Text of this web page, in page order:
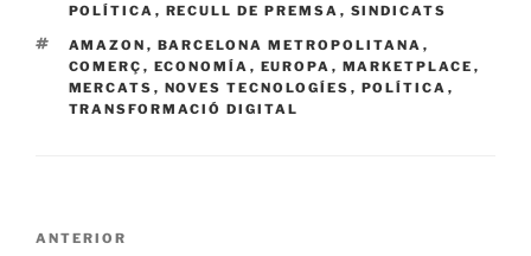
POLÍTICA , RECULL DE PREMSA , SINDICATS
ETIQUETAS
AMAZON , BARCELONA METROPOLITANA ,
COMERÇ , ECONOMÍA , EUROPA , MARKETPLACE ,
MERCATS , NOVES TECNOLOGÍES , POLÍTICA ,
TRANSFORMACIÓ DIGITAL
Entrada
ANTERIOR